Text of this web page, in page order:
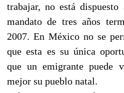
trabajar, no está
mandato de tres años
2007. En México no se
que esta es su única
que un emigrante puede
mejor su pueblo natal.